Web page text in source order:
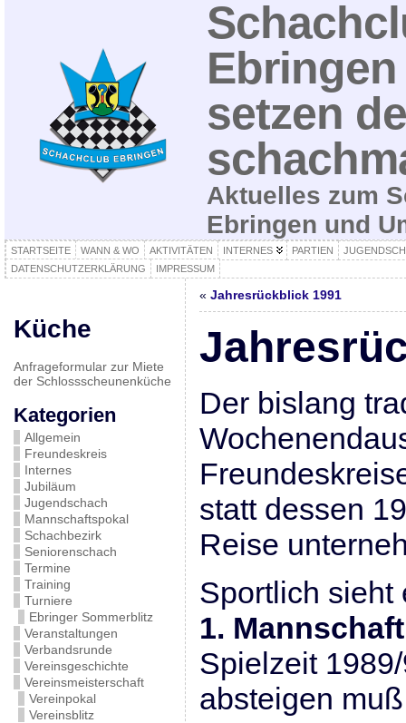
setzen
Aktuelles zum
Ebringen und
STARTSEITE WANN & WO AKTIVITÄTEN INTERNES PARTIEN
DATENSCHUTZERKLÄRUNG
IMPRESSUM
Küche
Anfrageformular zur Miete
der Schlossscheunenküche
Kategorien
Allgemein
Freundeskreis
Internes
Jubiläum
Jugendschach
Mannschaftspokal
Schachbezirk
Seniorenschach
Termine
Training
Turniere
Ebringer Sommerblitz
Veranstaltungen
Verbandsrunde
Vereinsgeschichte
Vereinsmeisterschaft
Vereinpokal
Vereinsblitz
« Jahresrückblick 1991
Der bislang
statt dessen
Reise
Sportlich sieht
1. Mannschaft
Spielzeit
absteigen